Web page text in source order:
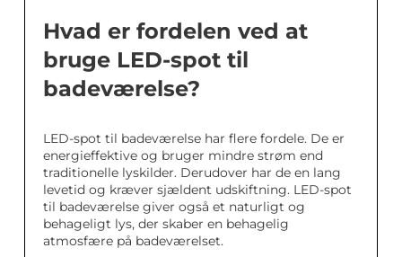
Hvad er fordelen ved at
bruge LED-spot til
badeværelse?
LED-spot til badeværelse har flere fordele. De er
energieffektive og bruger mindre strøm end
traditionelle lyskilder. Derudover har de en lang
levetid og kræver sjældent udskiftning. LED-spot
til badeværelse giver også et naturligt og
behageligt lys, der skaber en behagelig
atmosfære på badeværelset.